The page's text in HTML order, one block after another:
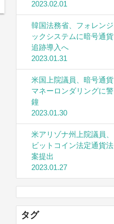
2023.02.01
韓国法務省、フォレンジ
ックシステムに暗号通貨
追跡導入へ
2023.01.31
米国上院議員、暗号通貨
マネーロンダリングに警
鐘
2023.01.30
米アリゾナ州上院議員、
ビットコイン法定通貨法
案提出
2023.01.27
タグ